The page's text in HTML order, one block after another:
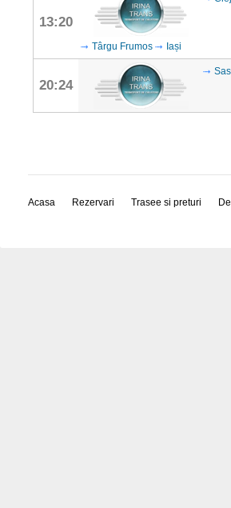
13:20
Târgu Frumos Iași
20:24
Acasa Rezervari Trasee si preturi